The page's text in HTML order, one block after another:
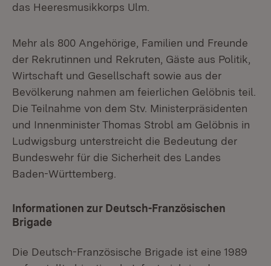
das Heeresmusikkorps Ulm.
Mehr als 800 Angehörige, Familien und Freunde
der Rekrutinnen und Rekruten, Gäste aus Politik,
Wirtschaft und Gesellschaft sowie aus der
Bevölkerung nahmen am feierlichen Gelöbnis teil.
Die Teilnahme von dem Stv. Ministerpräsidenten
und Innenminister Thomas Strobl am Gelöbnis in
Ludwigsburg unterstreicht die Bedeutung der
Bundeswehr für die Sicherheit des Landes
Baden-Württemberg.
Informationen zur Deutsch-Französischen
Brigade
Die Deutsch-Französische Brigade ist eine 1989